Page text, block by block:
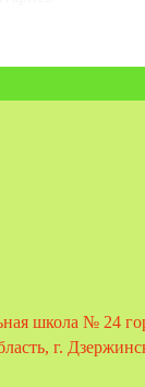
школа № 24
г.